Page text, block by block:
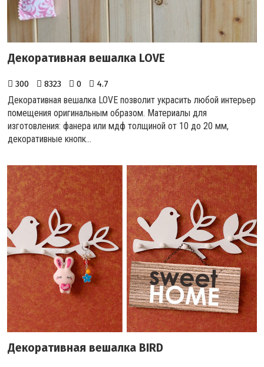
Декоративная вешалка LOVE
300 8323 0 4.7
Декоративная вешалка LOVE позволит украсить любой интерьер
помещения оригинальным образом. Материалы для
изготовления: фанера или мдф толщиной от 10 до 20 мм,
декоративные кнопк...
Декоративная вешалка BIRD